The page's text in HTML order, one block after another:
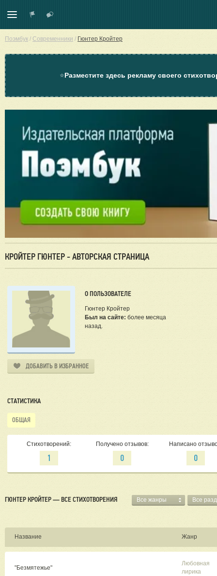
Поэмбук / Современники / Гюнтер Кройтер
⭐Разместите здесь рекламу своего
КРОЙТЕР ГЮНТЕР - АВТОРСКАЯ СТРАНИЦА
О ПОЛЬЗОВАТЕЛЕ
Гюнтер Кройтер
Был на сайте: более месяца
назад.
ДОБАВИТЬ В ИЗБРАННОЕ
СТАТИСТИКА
ОБЩАЯ
Стихотворений:
1
Получено отзывов:
0
Написано
0
ГЮНТЕР КРОЙТЕР — ВСЕ СТИХОТВОРЕНИЯ Все жанры Все
Название Жанр
"Безмятежье"
Любовная
лирика